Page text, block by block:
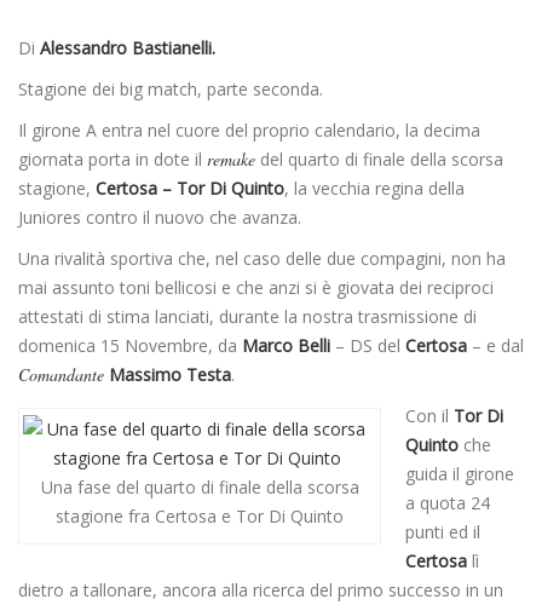
Di Alessandro Bastianelli.
Stagione dei big match, parte seconda.
Il girone A entra nel cuore del proprio calendario, la decima
giornata porta in dote il remake del quarto di finale della scorsa
stagione, Certosa – Tor Di Quinto, la vecchia regina della
Juniores contro il nuovo che avanza.
Una rivalità sportiva che, nel caso delle due compagini, non ha
mai assunto toni bellicosi e che anzi si è giovata dei reciproci
attestati di stima lanciati, durante la nostra trasmissione di
domenica 15 Novembre, da Marco Belli – DS del Certosa – e dal
Comandante Massimo Testa.
Una fase del quarto di finale della scorsa
stagione fra Certosa e Tor Di Quinto
Con il Tor Di
Quinto che
guida il girone
a quota 24
punti ed il
Certosa lì
dietro a tallonare, ancora alla ricerca del primo successo in un